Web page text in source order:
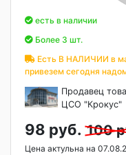
есть в наличии
Более 3 шт.
Есть В НАЛИЧИИ в
привезем сегодня
Продавец
ЦСО "Крокус"
98 руб. 100
Цена актульна на